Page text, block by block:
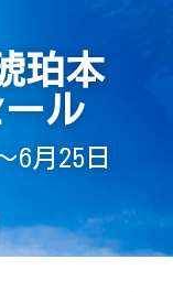
珀本
ル
6月25日